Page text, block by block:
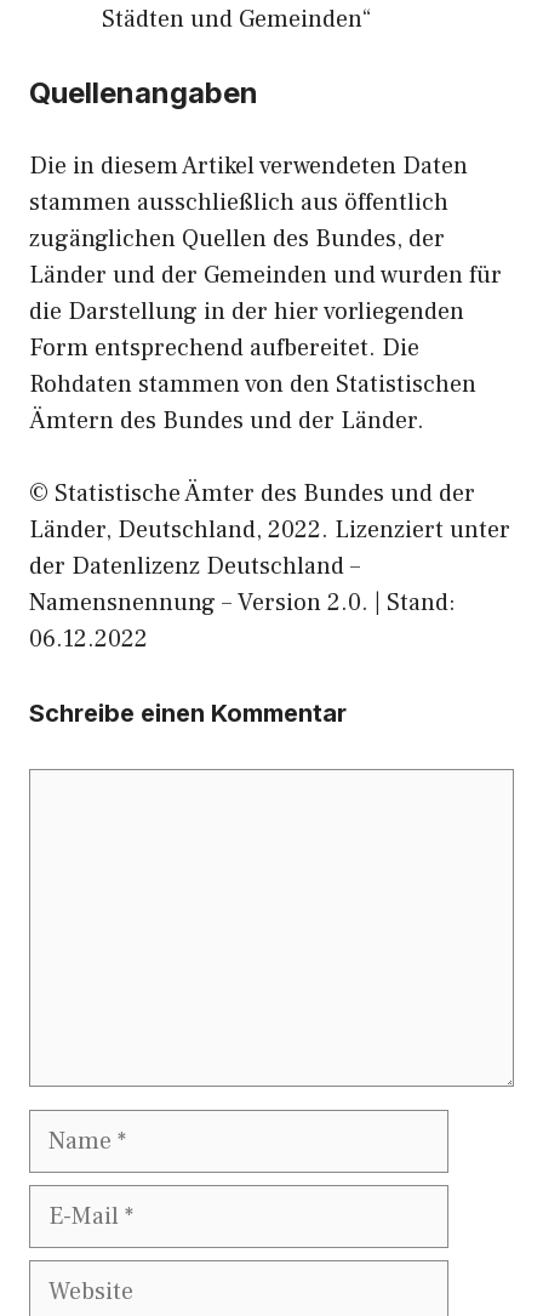
Städten und Gemeinden“
Quellenangaben
Die in diesem Artikel verwendeten Daten
stammen ausschließlich aus öffentlich
zugänglichen Quellen des Bundes, der
Länder und der Gemeinden und wurden für
die Darstellung in der hier vorliegenden
Form entsprechend aufbereitet. Die
Rohdaten stammen von den Statistischen
Ämtern des Bundes und der Länder.
© Statistische Ämter des Bundes und der
Länder, Deutschland, 2022. Lizenziert unter
der Datenlizenz Deutschland –
Namensnennung – Version 2.0. | Stand:
06.12.2022
Schreibe einen Kommentar
Name
E-
Website